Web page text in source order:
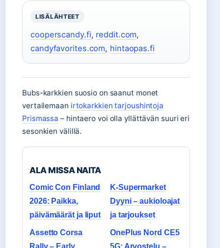
LISÄLÄHTEET
cooperscandy.fi, reddit.com,
candyfavorites.com, hintaopas.fi
Bubs-karkkien suosio on saanut monet
vertailemaan irtokarkkien tarjoushintoja
Prismassa – hintaero voi olla yllättävän suuri eri
sesonkien välillä.
ALA MISSA NAITA
Comic Con Finland
2026: Paikka,
päivämäärät ja liput
K-Supermarket
Dyyni – aukioloajat
ja tarjoukset
Assetto Corsa
Rally – Early
OnePlus Nord CE5
5G: Arvostelu –